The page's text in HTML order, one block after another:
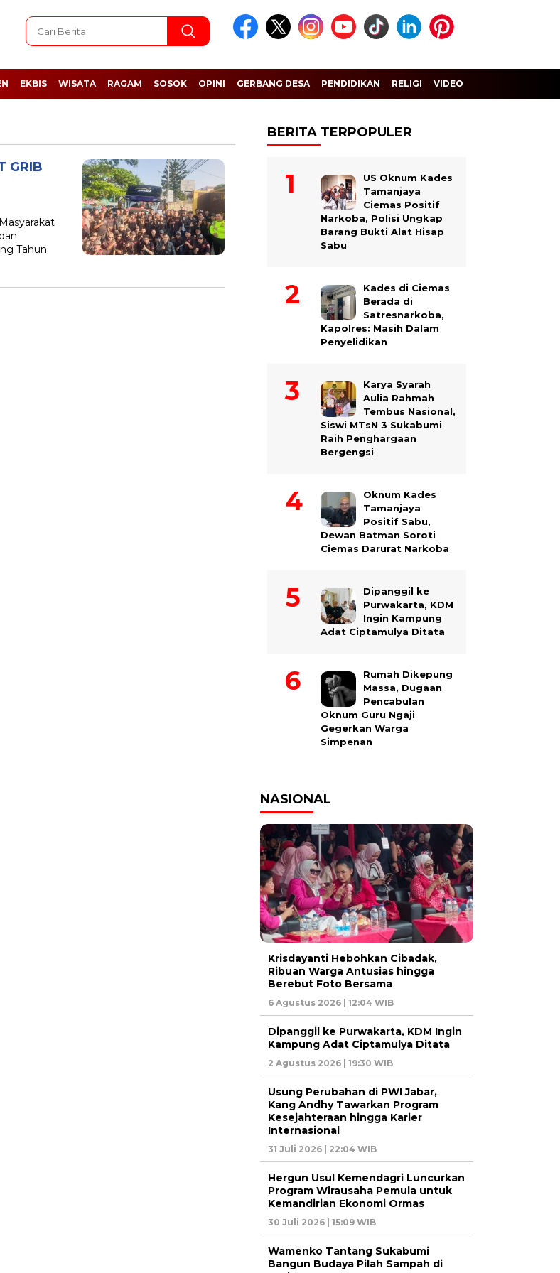
EKBIS WISATA RAGAM SOSOK OPINI GERBANG DESA PENDIDIKAN RELIGI VIDEO
GRIB
Tahun
BERITA TERPOPULER
US Oknum Kades
Tamanjaya
Ciemas Positif
Narkoba, Polisi Ungkap
Barang Bukti Alat Hisap
Sabu
Kades di Ciemas
Berada di
Satresnarkoba,
Kapolres: Masih Dalam
Penyelidikan
Karya Syarah
Aulia Rahmah
Tembus Nasional,
Siswi MTsN 3 Sukabumi
Raih Penghargaan
Bergengsi
Oknum Kades
Tamanjaya
Positif Sabu,
Dewan Batman Soroti
Ciemas Darurat Narkoba
Dipanggil ke
Purwakarta, KDM
Ingin Kampung
Adat Ciptamulya Ditata
Rumah Dikepung
Massa, Dugaan
Pencabulan
Oknum Guru Ngaji
Gegerkan Warga
Simpenan
NASIONAL
Krisdayanti Hebohkan Cibadak,
Ribuan Warga Antusias hingga
Berebut Foto Bersama
6 Agustus 2026 | 12:04 WIB
Dipanggil ke Purwakarta, KDM Ingin
Kampung Adat Ciptamulya Ditata
2 Agustus 2026 | 19:30 WIB
Usung Perubahan di PWI Jabar,
Kang Andhy Tawarkan Program
Kesejahteraan hingga Karier
Internasional
31 Juli 2026 | 22:04 WIB
Hergun Usul Kemendagri Luncurkan
Program Wirausaha Pemula untuk
Kemandirian Ekonomi Ormas
30 Juli 2026 | 15:09 WIB
Wamenko Tantang Sukabumi
Bangun Budaya Pilah Sampah di